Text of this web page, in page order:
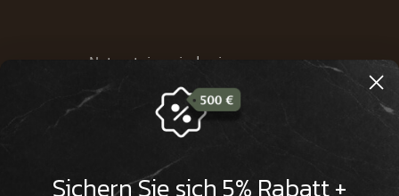
Natursteine sind reine
nachhaltig und lokal verarbeitet
Wir verfügen über Millionen Jahre